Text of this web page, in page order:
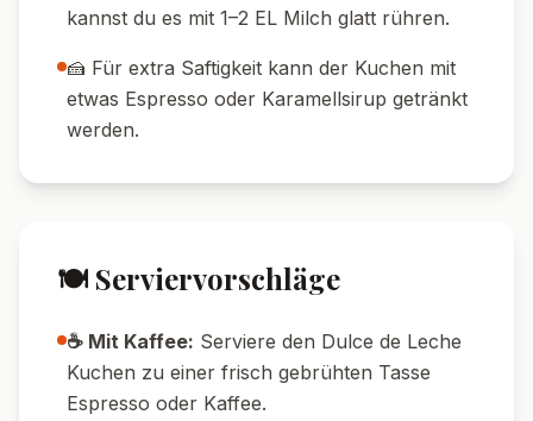
kannst du es mit 1–2 EL Milch glatt rühren.
🍰 Für extra Saftigkeit kann der Kuchen mit
etwas Espresso oder Karamellsirup getränkt
werden.
🍽️ Serviervorschläge
☕ Mit Kaffee: Serviere den Dulce de Leche
Kuchen zu einer frisch gebrühten Tasse
Espresso oder Kaffee.